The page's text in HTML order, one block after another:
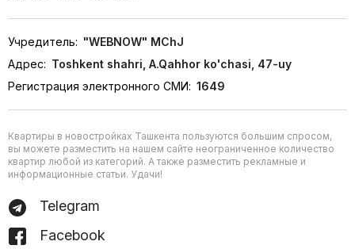
Учредитель: "WEBNOW" MChJ
Адрес: Toshkent shahri, A.Qahhor ko'chasi, 47-uy
Регистрация электронного СМИ: 1649
Квартиры в новостройках Ташкента пользуются большим спросом,
вы можете разместить на нашем сайте неограниченное количество
квартир любой из категорий. А также разместить рекламные и
информационные статьи. Удачи!
Telegram
Facebook